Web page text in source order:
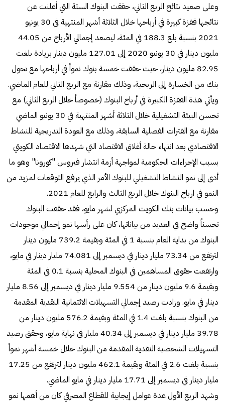
وعلى صعيد نتائج الربع الثاني، حققت البنوك الستة التي أعلنت عن
نتائجها قفزة كبيرة في أرباحها خلال الثلاثة أشهر المنتهية في 30 يونيو
2021 بنسبة بلغ 188.3 في المئة، ليصعد إجمالي الأرباح من 44.05
مليون دينار في 30 يونيو 2020 إلى 127.01 مليون دينار بزيادة بلغت
82.95 مليون دينار، حيث حققت خمسة بنوك نمواً في أرباحها مع تحول
بنك من الخسارة إلى الربحية، وذلك مقارنة مع الربع الثاني للعام الماضي.
ويأتي هذة القفزة الكبيرة في أرباح البنوك (خصوصاً خلال الربع الثاني) مع
تحسن البيئة التشغيلية خلال الثلاثة أشهر المنتهية في 30 يونيو الماضي
مقارنة مع الفترات الفصلية السابقة، وذلك مع العودة التدريجية للنشاط
الاقتصادي بعد انتهاء حالة أغلاق الاقتصاد التي شهدها الاقتصاد الكويتي
بسبب الإجراءات الحكومية لمواجهة أزمة انتشار فيروس "كورونا" وهو ما
أدى إلى نمو النشاط التشغيلي للبنوك الأمر الذي يرفع التوقعات لمزيد من
النمو في ارباح البنوك خلال الربع الثالث والرابع للعام 2021.
وحسب بيانات بنك الكويت المركزي لشهر مايو، فقد حققت البنوك
تحسناً واضح في العديد من بياناتها، كان على رأسها نمو إجمالي موجودات
البنوك من بداية العام بنسبة 1 في المئة وبقيمة 739.2 مليون دينار
لترتفع من 73.34 مليار دينار في ديسمبر إلى 74.081 مليار دينار في مايو،
وارتفعت حقوق المساهمين في البنوك المحلية بنسبة 0.1 في المئة
وبقيمة 9.6 مليون دينار من 9.554 مليار دينار في ديسمبر إلى 8.56 مليار
دينار في مايو. وزادت رصيد إجمالي التسهيلات الائتمانية النقدية المقدمة
من البنوك بنسبة بلغت 1.4 في المئة وبقيمة 576.2 مليون دينار من
39.78 مليار دينار في ديسمبر إلى 40.34 مليار في نهاية مايو، وحقق رصيد
التسهيلات الشخصية النقدية المقدمة من البنوك خلال خمسة أشهر نمواً
بنسبة بلغت 2.6 في المئة وبقيمة 462.1 مليون دينار لترتفع من 17.25
مليار دينار في ديسمبر إلى 17.71 مليار دينار في مايو الماضي.
وشهد الربع الأول عدة عوامل إيجابية للقطاع المصرفي كان من أهمها نمو